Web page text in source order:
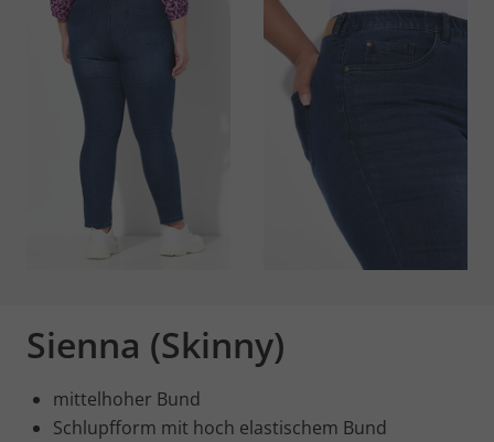
Sienna (Skinny)
mittelhoher Bund
Schlupfform mit hoch elastischem Bund